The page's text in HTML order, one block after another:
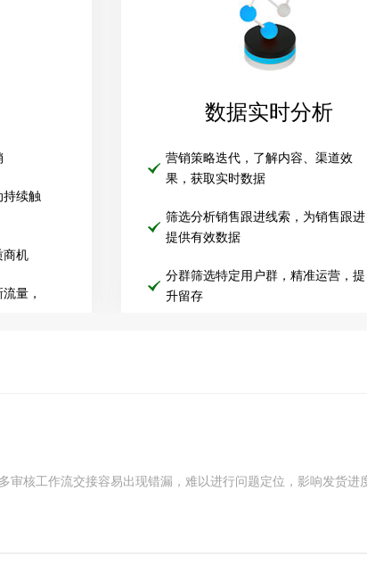
持续触
商机
量，
数据实时分析
营销策略迭代，了解内容、渠道效
果，获取实时数据
筛选分析销售跟进线索，为销售跟进
提供有效数据
分群筛选特定用户群，精准运营，提
升留存
审核工作流交接容易出现错漏，难以进行问题定位，影响发货进